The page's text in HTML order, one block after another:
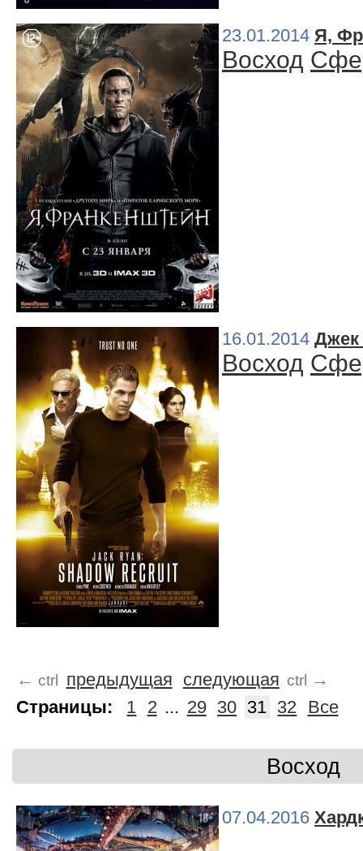
23.01.2014 Я,
Восход
16.01.2014 Джек
Восход
← ctrl предыдущая следующая ctrl
→
Страницы:
1 2 ... 29 30 31 32 Все
Восход
07.04.2016